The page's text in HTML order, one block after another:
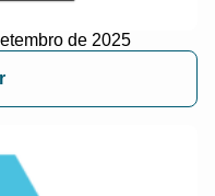
de 2025